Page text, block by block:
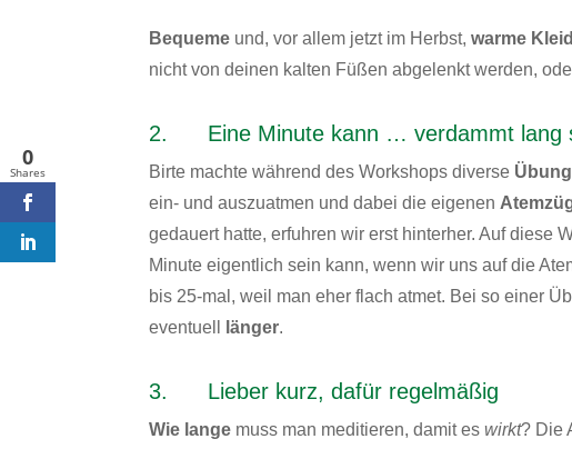
Bequeme und, vor allem jetzt im Herbst,warme
nicht von deinen kalten Füßen abgelenkt werden,
2. Eine Minute kann … verdammt lang
Birte machte während des Workshops diverse
ein- und auszuatmen und dabei die eigenen
gedauert hatte, erfuhren wir erst hinterher. Auf diese
Minute eigentlich sein kann, wenn wir uns auf die
bis 25-mal, weil man eher flach atmet. Bei so einer
eventuell
länger.
3. Lieber kurz, dafür regelmäßig
Wie lange muss man meditieren, damit eswirkt? Die
0
Shares